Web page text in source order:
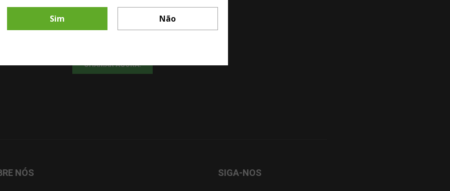
Fale diretamente com nosso representante comercial por whatsapp.
CHAMAR AGORA!
Sim Não
NÓS SIGA-NOS